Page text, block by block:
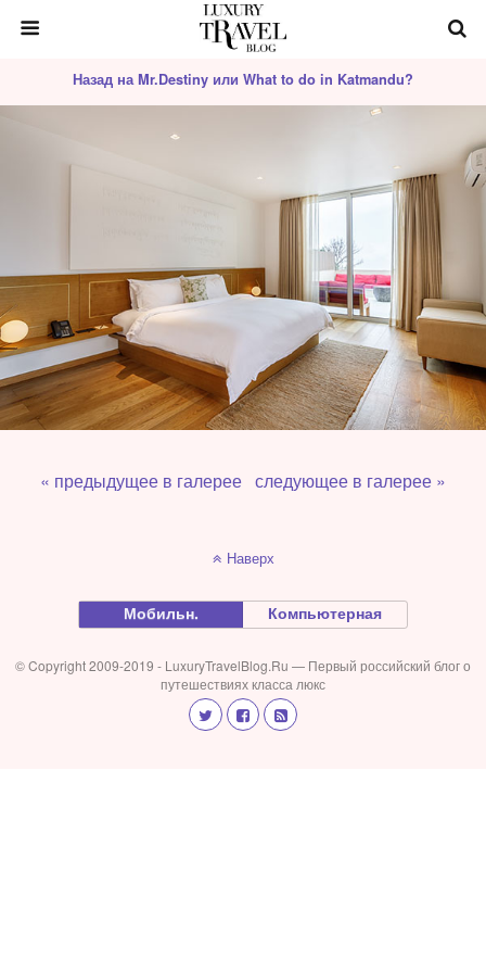
Назад на Mr.Destiny или What to do in Katmandu?
« предыдущее в галерее следующее в галерее »
Наверх
Мобильн. Компьютерная
© Copyright 2009-2019 - LuxuryTravelBlog.Ru — Первый российский блог о
путешествиях класса люкс